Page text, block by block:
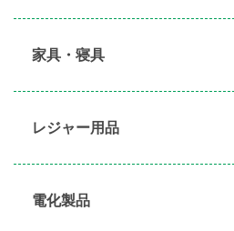
家具・寝具​
レジャー用品
電化製品​